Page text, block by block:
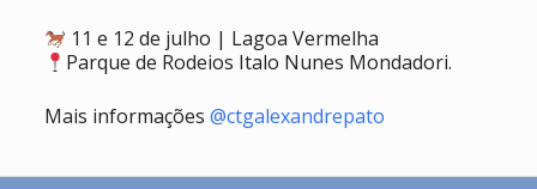
11 e 12 de julho | Lagoa Vermelha
Parque de Rodeios Italo Nunes Mondadori.
Mais informações @ctgalexandrepato